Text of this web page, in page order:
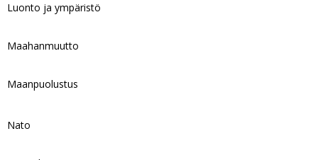
Luonto ja ympäristö
Maahanmuutto
Maanpuolustus
Nato